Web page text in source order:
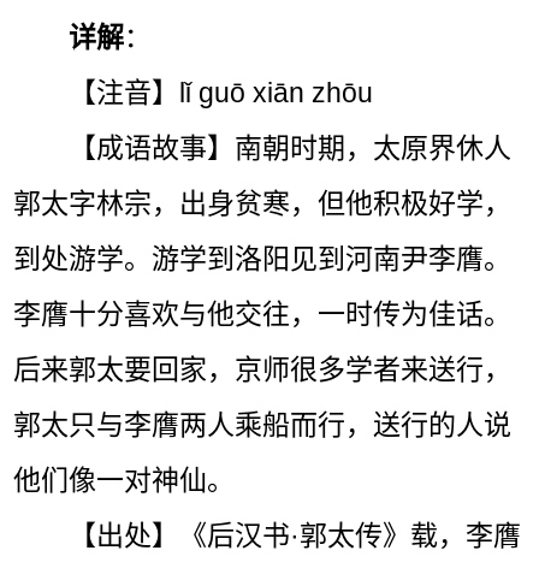
详解：
【注音】lǐ guō xiān zhōu
【成语故事】南朝时期，太原界休人
郭太字林宗，出身贫寒，但他积极好学，
到处游学。游学到洛阳见到河南尹李膺。
李膺十分喜欢与他交往，一时传为佳话。
后来郭太要回家，京师很多学者来送行，
郭太只与李膺两人乘船而行，送行的人说
他们像一对神仙。
【出处】《后汉书·郭太传》载，李膺